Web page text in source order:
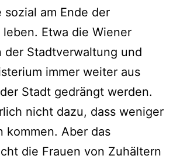
am Ende der
leben. Etwa die Wiener
der Stadtverwaltung und
immer weiter aus
Stadt gedrängt werden.
nicht dazu, dass weniger
kommen. Aber das
die Frauen von Zuhältern